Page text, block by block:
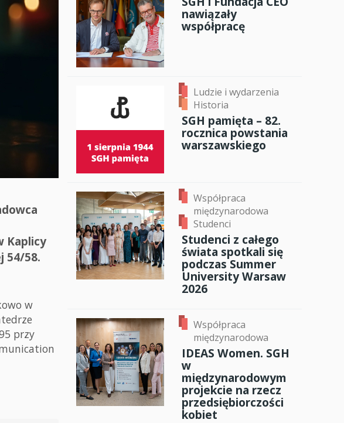
Studenci i doktoranci
Współpraca międzynarodowa
Historia
Kaplicy
54/58.
w
przy
nawiązały
współpracę
Ludzie i wydarzenia
Historia
SGH pamięta – 82.
rocznica powstania
warszawskiego
Współpraca
międzynarodowa
Studenci
Studenci z całego
świata spotkali się
podczas Summer
University Warsaw
2026
Współpraca
międzynarodowa
IDEAS Women. SGH
w
międzynarodowym
projekcie na rzecz
przedsiębiorczości
kobiet